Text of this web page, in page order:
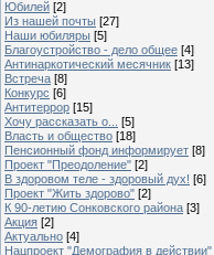
Юбилей [2]
Из нашей почты [27]
Наши юбиляры [5]
Благоустройство - дело общее [4]
Антинаркотический месячник [13]
Встреча [8]
Конкурс [6]
Антитеррор [15]
Хочу рассказать о...
[5]
Власть и общество [18]
Пенсионный фонд информирует [8]
Проект "Преодоление" [2]
В здоровом теле - здоровый дух! [6]
Проект "Жить здорово" [2]
К 90-летию Сонковского района [3]
Акция [2]
Актуально [4]
Нацпроект "Демография в действии"